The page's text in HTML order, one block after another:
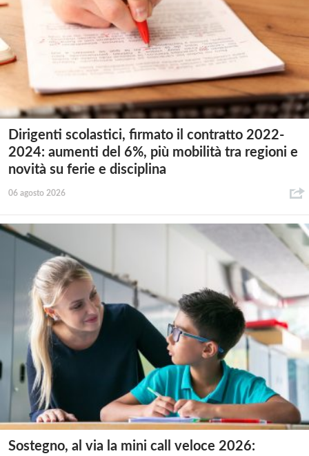
Dirigenti scolastici, firmato il contratto 2022-
2024: aumenti del 6%, più mobilità tra regioni e
novità su ferie e disciplina
06 agosto 2026
Sostegno, al via la mini call veloce 2026: